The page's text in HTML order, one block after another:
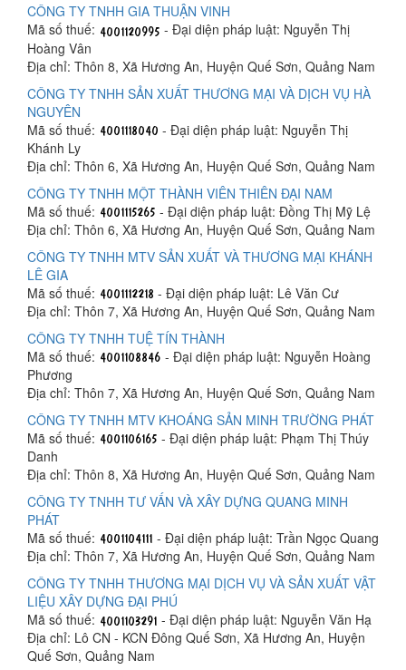
CÔNG TY TNHH GIA THUẬN VINH
Mã số thuế:
- Đại diện pháp luật: Nguyễn Thị
Hoàng Vân
Địa chỉ: Thôn 8, Xã Hương An, Huyện Quế Sơn, Quảng Nam
CÔNG TY TNHH SẢN XUẤT THƯƠNG MẠI VÀ DỊCH VỤ HÀ
NGUYÊN
Mã số thuế:
- Đại diện pháp luật: Nguyễn Thị
Khánh Ly
Địa chỉ: Thôn 6, Xã Hương An, Huyện Quế Sơn, Quảng Nam
CÔNG TY TNHH MỘT THÀNH VIÊN THIÊN ĐẠI NAM
Mã số thuế:
- Đại diện pháp luật: Đồng Thị Mỹ Lệ
Địa chỉ: Thôn 6, Xã Hương An, Huyện Quế Sơn, Quảng Nam
CÔNG TY TNHH MTV SẢN XUẤT VÀ THƯƠNG MẠI KHÁNH
LÊ GIA
Mã số thuế:
- Đại diện pháp luật: Lê Văn Cư
Địa chỉ: Thôn 7, Xã Hương An, Huyện Quế Sơn, Quảng Nam
CÔNG TY TNHH TUỆ TÍN THÀNH
Mã số thuế:
- Đại diện pháp luật: Nguyễn Hoàng
Phương
Địa chỉ: Thôn 7, Xã Hương An, Huyện Quế Sơn, Quảng Nam
CÔNG TY TNHH MTV KHOÁNG SẢN MINH TRƯỜNG PHÁT
Mã số thuế:
- Đại diện pháp luật: Phạm Thị Thúy
Danh
Địa chỉ: Thôn 8, Xã Hương An, Huyện Quế Sơn, Quảng Nam
CÔNG TY TNHH TƯ VẤN VÀ XÂY DỰNG QUANG MINH
PHÁT
Mã số thuế:
- Đại diện pháp luật: Trần Ngọc Quang
Địa chỉ: Thôn 7, Xã Hương An, Huyện Quế Sơn, Quảng Nam
CÔNG TY TNHH THƯƠNG MẠI DỊCH VỤ VÀ SẢN XUẤT VẬT
LIỆU XÂY DỰNG ĐẠI PHÚ
Mã số thuế:
- Đại diện pháp luật: Nguyễn Văn Hạ
Địa chỉ: Lô CN - KCN Đông Quế Sơn, Xã Hương An, Huyện
Quế Sơn, Quảng Nam